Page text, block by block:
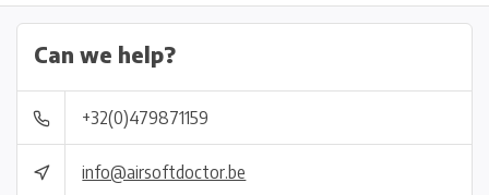
Can we help?
+32(0)479871159
info@airsoftdoctor.be